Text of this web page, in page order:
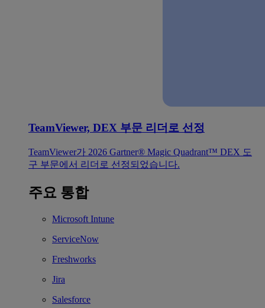
TeamViewer, DEX 부문 리더로 선정
TeamViewer가 2026 Gartner® Magic Quadrant™ DEX 도
구 부문에서 리더로 선정되었습니다.
주요 통합
Microsoft Intune
ServiceNow
Freshworks
Jira
Salesforce